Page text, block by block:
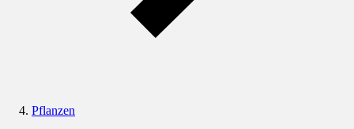
Pflanzen